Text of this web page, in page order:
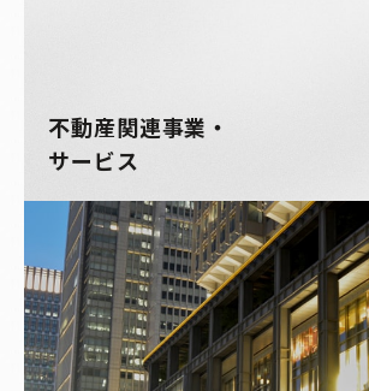
不動産関連事業・
サービス